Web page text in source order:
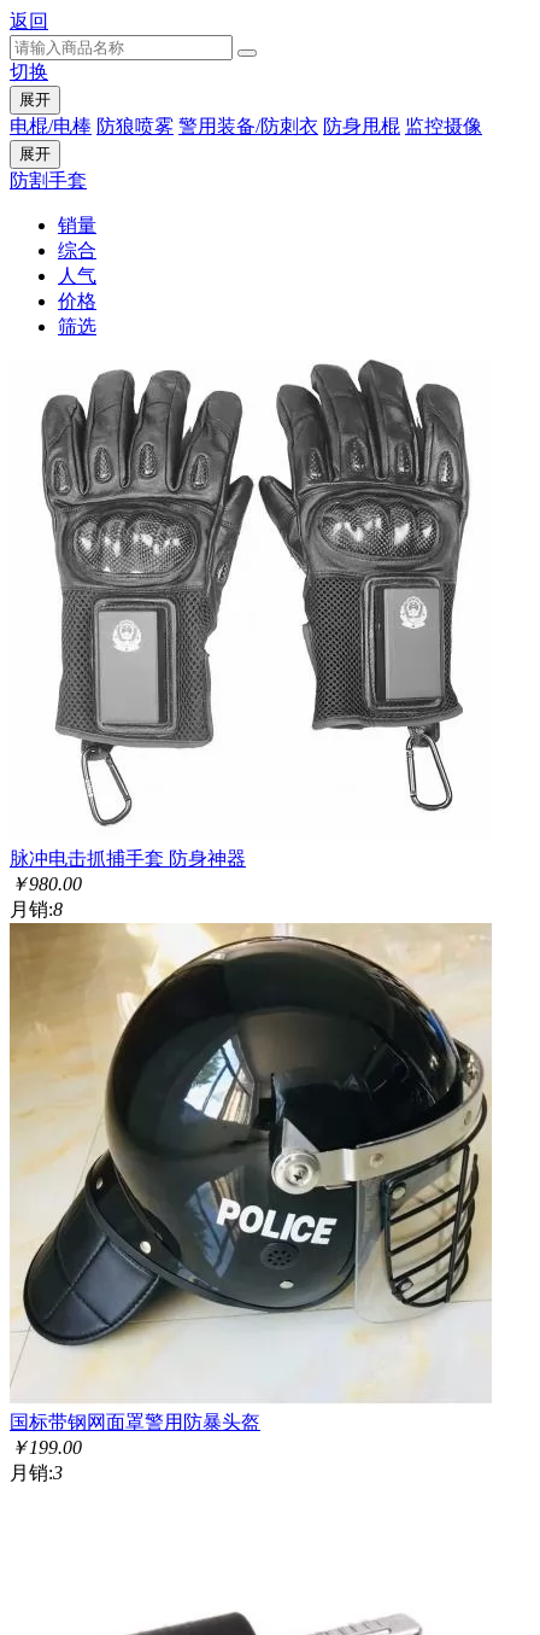
返回
切换
展开
电棍/电棒 防狼喷雾 警用装备/防刺衣 防身甩棍 监控摄像
展开
防割手套
销量
综合
人气
价格
筛选
脉冲电击抓捕手套 防身神器
￥980.00
月销:8
国标带钢网面罩警用防暴头盔
￥199.00
月销:3